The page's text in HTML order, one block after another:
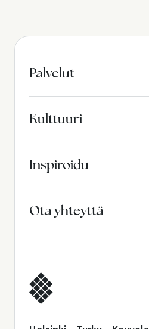
Palvelut
Kulttuuri
Inspiroidu
Ota yhteyttä